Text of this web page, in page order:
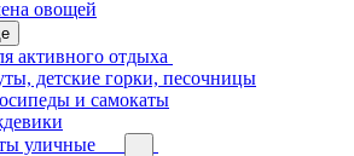
овощей
активного отдыха
детские горки, песочницы
и самокаты
уличные